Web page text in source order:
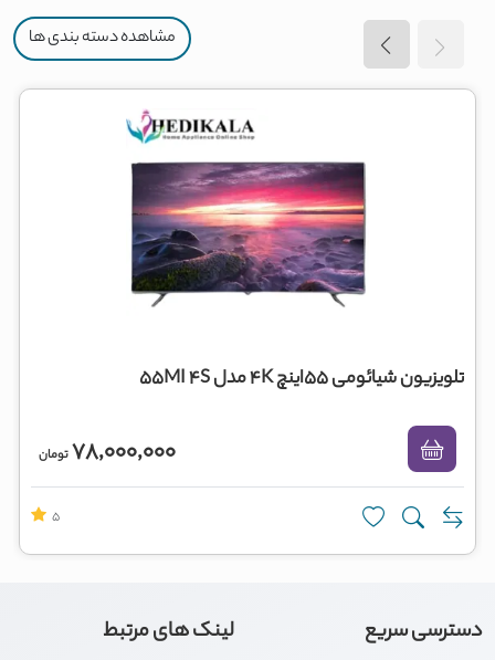
مشاهده دسته بندی ها
تلویزیون شیائومی 55اینچ 4K مدل 55MI 4S
78,000,000 تومان
5
دسترسی سریع لینک های مرتبط